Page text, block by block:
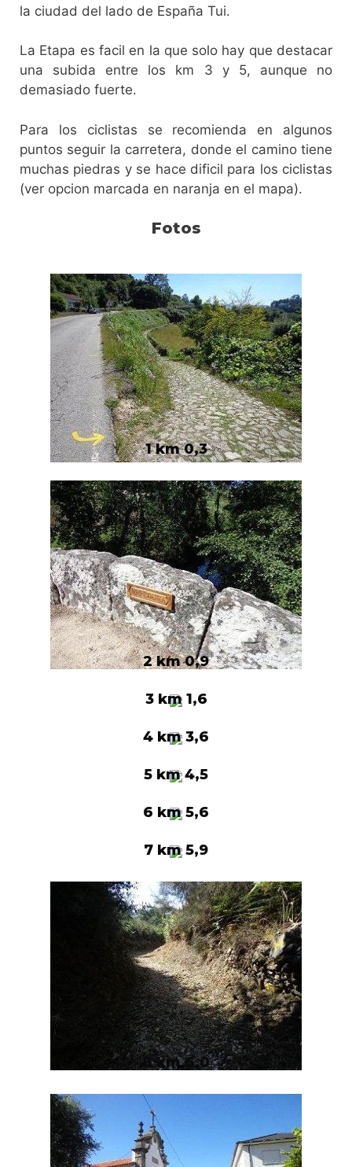
la ciudad del lado de España Tui.
La Etapa es facil en la que solo hay que destacar
una subida entre los km 3 y 5, aunque no
demasiado fuerte.
Para los ciclistas se recomienda en algunos
puntos seguir la carretera, donde el camino tiene
muchas piedras y se hace dificil para los ciclistas
(ver opcion marcada en naranja en el mapa).
Fotos
1 km 0,3
2 km 0,9
3 km 1,6
4 km 3,6
5 km 4,5
6 km 5,6
7 km 5,9
8 km 6,0